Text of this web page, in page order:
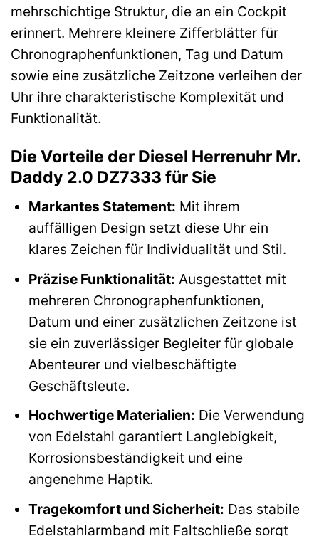
mehrschichtige Struktur, die an ein Cockpit
erinnert. Mehrere kleinere Zifferblätter für
Chronographenfunktionen, Tag und Datum
sowie eine zusätzliche Zeitzone verleihen der
Uhr ihre charakteristische Komplexität und
Funktionalität.
Die Vorteile der Diesel Herrenuhr Mr.
Daddy 2.0 DZ7333 für Sie
Markantes Statement: Mit ihrem
auffälligen Design setzt diese Uhr ein
klares Zeichen für Individualität und Stil.
Präzise Funktionalität: Ausgestattet mit
mehreren Chronographenfunktionen,
Datum und einer zusätzlichen Zeitzone ist
sie ein zuverlässiger Begleiter für globale
Abenteurer und vielbeschäftigte
Geschäftsleute.
Hochwertige Materialien: Die Verwendung
von Edelstahl garantiert Langlebigkeit,
Korrosionsbeständigkeit und eine
angenehme Haptik.
Tragekomfort und Sicherheit: Das stabile
Edelstahlarmband mit Faltschließe sorgt